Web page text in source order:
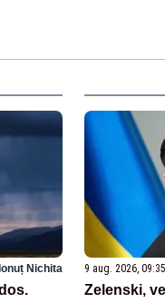
Ionuț Nichita 9 aug. 2026, 09:35
Zelenski,